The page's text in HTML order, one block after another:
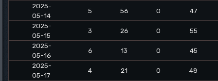
2025-
05-14
5 56 0
47
2025-
05-15
3 26 0
55
2025-
05-16
6 13 0
45
2025-
05-17
4 21 0
48